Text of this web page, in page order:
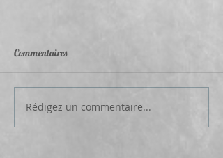
Commentaires
Rédigez un commentaire...